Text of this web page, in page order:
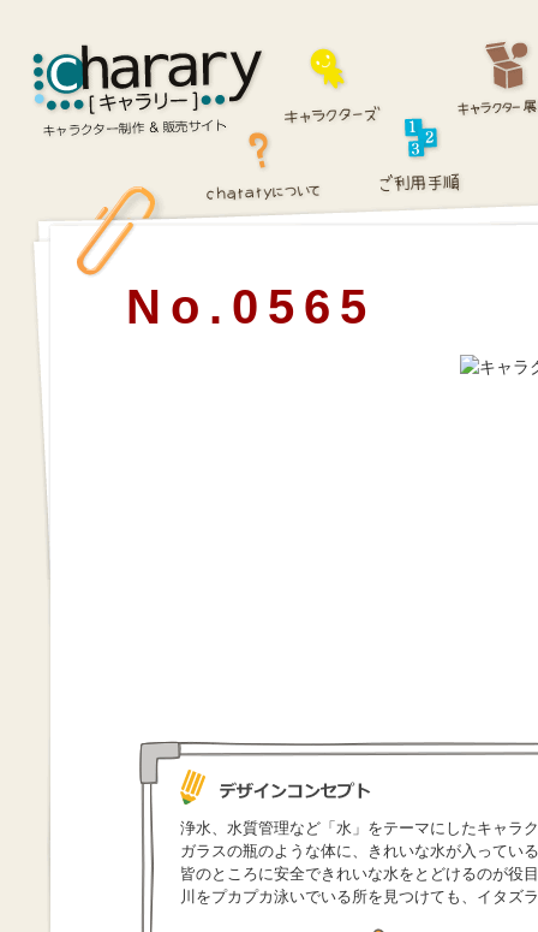
No.0565
浄水、水質管理など「水」をテーマにしたキャラ
ガラスの瓶のような体に、きれいな水が入ってい
皆のところに安全できれいな水をとどけるのが役
川をプカプカ泳いでいる所を見つけても、イタズ